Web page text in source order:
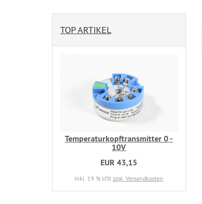
TOP ARTIKEL
Temperaturkopftransmitter 0 -
10V
EUR 43,15
inkl. 19 % UStzzgl. Versandkosten